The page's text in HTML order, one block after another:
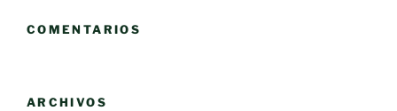
COMENTARIOS
ARCHIVOS